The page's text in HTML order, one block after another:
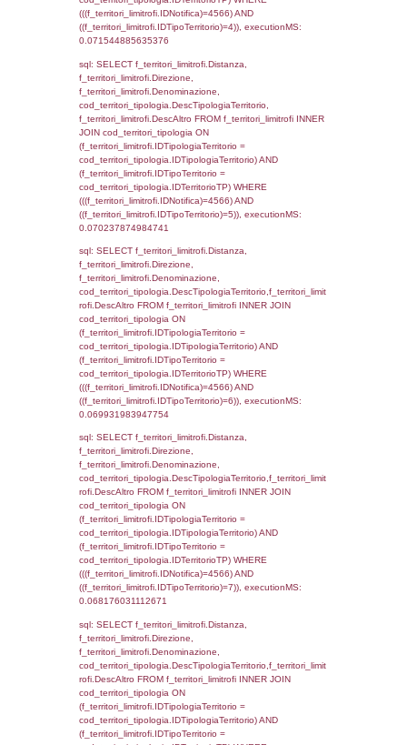
StatoIspezione,
'%d/%m/%Y') as DataApertura,
DATE_FORMAT(DataChiusura, '%d/%m/
DataChiusura,
'%d/%m/%Y') as DataUltimoPIR FROM
WHERE (((d3_ispezioni.IDNotifica)=4566)),
0.00052404403686523
sql: SELECT el_nazioni.DescIT,
FROM f_confini_stato INNER JOIN
f_confini_stato.IDStato = el_nazioni.IDStato
f_confini_stato.IDNotifica = 4566;,
0.00054001808166504
sql: SELECT el_regioni.Regione,
el_comuni.Comune,
f_confini INNER JOIN ((el_comuni INNER
ON el_comuni.IstProvincia =
INNER JOIN el_regioni ON
el_regioni.IstRegione) ON
(((f_confini.IDNotifica)=4566));,
0.00048398971557617
sql: SELECT
SEPARATOR '; ') AS DescAltro,
f_territori_limitrofi INNER JOIN
(f_territori_limitrofi.IDTipologiaTerritorio =
f_territori_limitrofi.IDTipoTerritorio =
cod_territori_tipologia.IDTerritorioTP )
((f_territori_limitrofi.IDNotifica) = 4566 ) AND
cod_territori_tipologia.IDTerritorioTP = 1)
executionMS: 0.052802085876465